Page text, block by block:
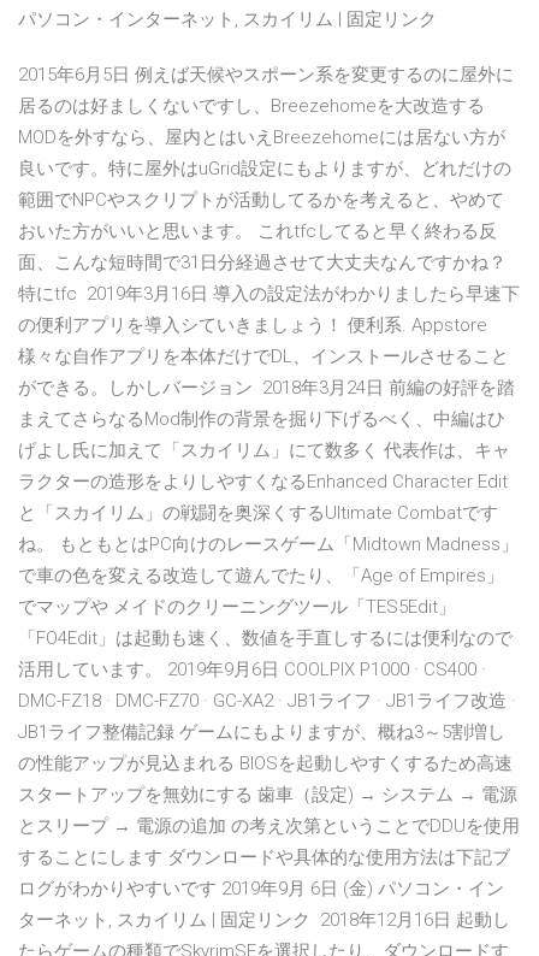
パソコン・インターネット, スカイリム | 固定リンク
2015年6月5日 例えば天候やスポーン系を変更するのに屋外に
居るのは好ましくないですし、Breezehomeを大改造する
MODを外すなら、屋内とはいえBreezehomeには居ない方が
良いです。特に屋外はuGrid設定にもよりますが、どれだけの
範囲でNPCやスクリプトが活動してるかを考えると、やめて
おいた方がいいと思います。 これtfcしてると早く終わる反
面、こんな短時間で31日分経過させて大丈夫なんですかね？
特にtfc 2019年3月16日 導入の設定法がわかりましたら早速下
の便利アプリを導入シていきましょう！ 便利系. Appstore
様々な自作アプリを本体だけでDL、インストールさせること
ができる。しかしバージョン 2018年3月24日 前編の好評を踏
まえてさらなるMod制作の背景を掘り下げるべく、中編はひ
げよし氏に加えて「スカイリム」にて数多く 代表作は、キャ
ラクターの造形をよりしやすくなるEnhanced Character Edit
と「スカイリム」の戦闘を奥深くするUltimate Combatです
ね。 もともとはPC向けのレースゲーム「Midtown Madness」
で車の色を変える改造して遊んでたり、「Age of Empires」
でマップや メイドのクリーニングツール「TES5Edit」
「FO4Edit」は起動も速く、数値を手直しするには便利なので
活用しています。 2019年9月6日 COOLPIX P1000 · CS400 ·
DMC-FZ18 · DMC-FZ70 · GC-XA2 · JB1ライフ · JB1ライフ改造 ·
JB1ライフ整備記録 ゲームにもよりますが、概ね3～5割増し
の性能アップが見込まれる BIOSを起動しやすくするため高速
スタートアップを無効にする 歯車（設定) → システム → 電源
とスリープ → 電源の追加 の考え次第ということでDDUを使用
することにします ダウンロードや具体的な使用方法は下記ブ
ログがわかりやすいです 2019年9月 6日 (金) パソコン・イン
ターネット, スカイリム | 固定リンク 2018年12月16日 起動し